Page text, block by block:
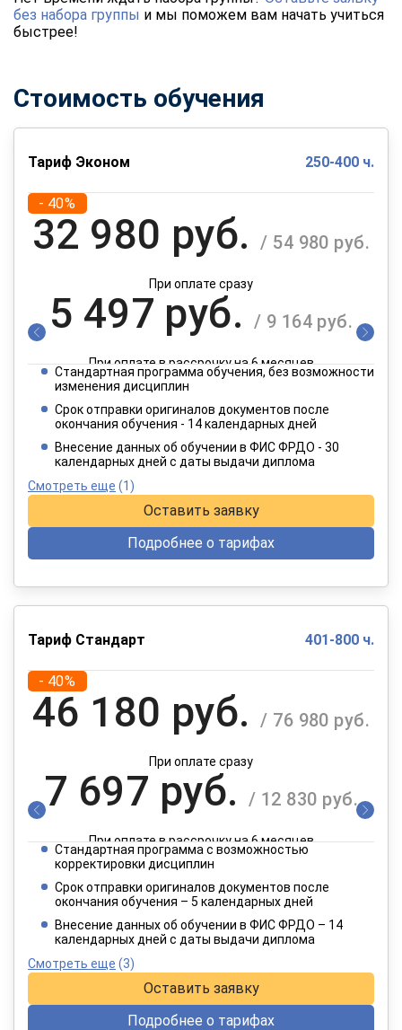
без набора группы и мы поможем вам начать учиться
быстрее!
Стоимость обучения
Тариф Эконом 250-400 ч.
- 40%
32 980 руб. / 54 980 руб.
При оплате сразу
5 497 руб. / 9 164 руб.
При оплате в рассрочку на 6 месяцев
2 749 руб.
При оплате в рассрочку на 12 месяцев
Стандартная программа обучения, без возможности
изменения дисциплин
Срок отправки оригиналов документов после
окончания обучения - 14 календарных дней
Внесение данных об обучении в ФИС ФРДО - 30
календарных дней с даты выдачи диплома
Смотреть еще (1)
Оставить заявку
Подробнее о тарифах
Тариф Стандарт 401-800 ч.
- 40%
46 180 руб. / 76 980 руб.
При оплате сразу
7 697 руб. / 12 830 руб.
При оплате в рассрочку на 6 месяцев
3 849 руб.
При оплате в рассрочку на 12 месяцев
Стандартная программа с возможностью
корректировки дисциплин
Срок отправки оригиналов документов после
окончания обучения – 5 календарных дней
Внесение данных об обучении в ФИС ФРДО – 14
календарных дней с даты выдачи диплома
Смотреть еще (3)
Оставить заявку
Подробнее о тарифах